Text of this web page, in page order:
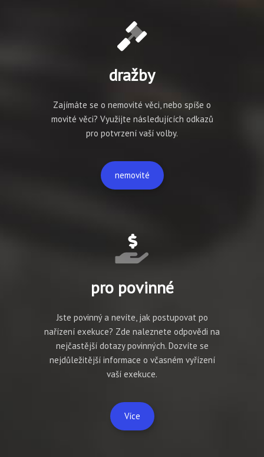
dražby
Zajímáte se o nemovité věci, nebo spíše o
movité věci? Využijte následujících odkazů
pro potvrzení vaší volby.
nemovité
pro povinné
Jste povinný a nevíte, jak postupovat po
nařízení exekuce? Zde naleznete odpovědi na
nejčastější dotazy povinných. Dozvíte se
nejdůležitější informace o včasném vyřízení
vaší exekuce.
Více